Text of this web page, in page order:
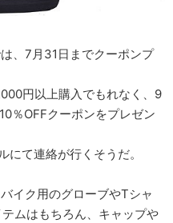
、7月31日までクーポンプ
円以上購入でもれなく、9
％OFFクーポンをプレゼン
にて連絡が行くそうだ。
イク用のグローブやTシャ
ムはもちろん、キャップや